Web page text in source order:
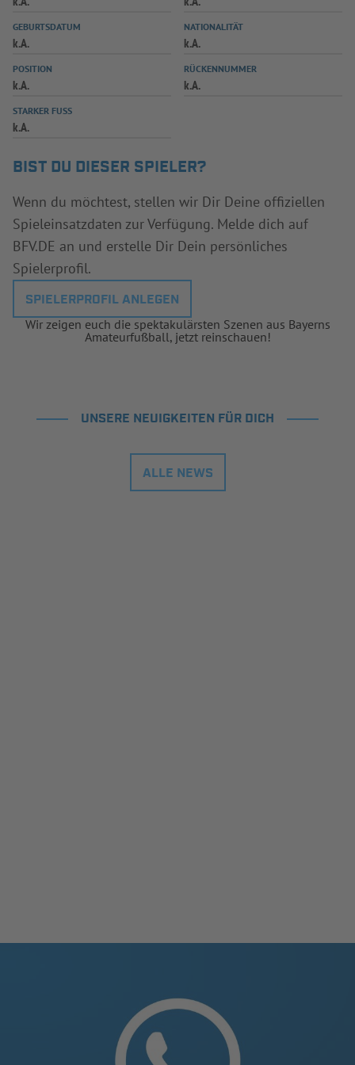
SPIELPLUS
GEBURTSDATUM
k.A.
NATIONALITÄT
k.A.
POSITION
k.A.
RÜCKENNUMMER
k.A.
STARKER FUSS
k.A.
BIST DU DIESER SPIELER?
Wenn du möchtest, stellen wir Dir Deine offiziellen
Spieleinsatzdaten zur Verfügung. Melde dich auf
BFV.DE an und erstelle Dir Dein persönliches
Spielerprofil.
SPIELERPROFIL ANLEGEN
Wir zeigen euch die spektakulärsten Szenen aus Bayerns
Amateurfußball, jetzt reinschauen!
UNSERE NEUIGKEITEN FÜR DICH
ALLE NEWS